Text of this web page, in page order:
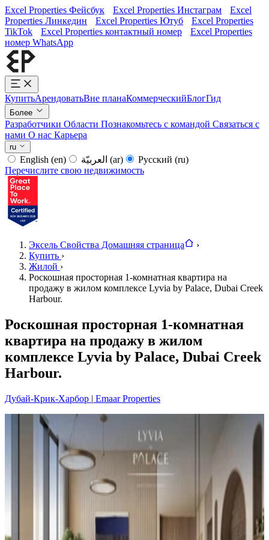
Excel Properties Фейсбук Excel Properties Инстаграм
Excel
Properties Линкедин
Excel Properties Ютуб
Excel Properties
TikTok
Excel Properties контактный номер
Excel Properties
номер WhatsApp
КупитьАрендоватьВне планаКоммерческийБлогГид
Более
Разработчики Области Познакомьтесь с командой Связаться с
нами О нас Карьера
ru
English (en) (ar) Русский (ru)
Перечислите свою недвижимость
Эксель Свойства Домашняя страница
›
Купить ›
Жилой ›
Роскошная просторная 1-комнатная квартира на
продажу в жилом комплексе Lyvia by Palace, Dubai Creek
Harbour.
Роскошная просторная 1-комнатная
квартира на продажу в жилом
комплексе Lyvia by Palace, Dubai Creek
Harbour.
Дубай-Крик-Харбор | Emaar Properties